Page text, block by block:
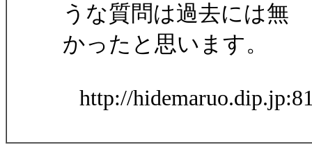
うな質問は過去には無
かったと思います。
http://